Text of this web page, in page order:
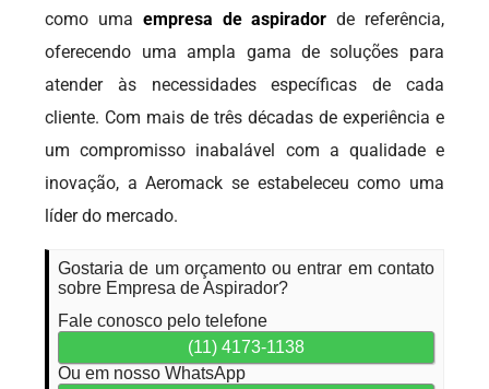
como uma empresa de aspirador de referência,
oferecendo uma ampla gama de soluções para
atender às necessidades específicas de cada
cliente. Com mais de três décadas de experiência e
um compromisso inabalável com a qualidade e
inovação, a Aeromack se estabeleceu como uma
líder do mercado.
Gostaria de um orçamento ou entrar em contato
sobre Empresa de Aspirador?
Fale conosco pelo telefone
(11) 4173-1138
Ou em nosso WhatsApp